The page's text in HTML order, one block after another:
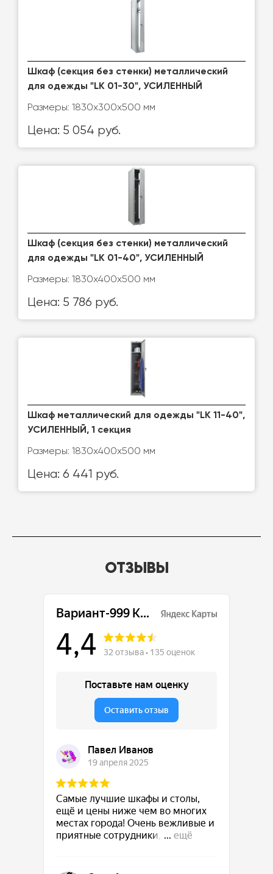
Шкаф (секция без стенки) металлический
для одежды "LK 01-30", УСИЛЕННЫЙ
Размеры: 1830х300х500 мм
Цена: 5 054 руб.
Шкаф (секция без стенки) металлический
для одежды "LK 01-40", УСИЛЕННЫЙ
Размеры: 1830х400х500 мм
Цена: 5 786 руб.
Шкаф металлический для одежды "LK 11-40",
УСИЛЕННЫЙ, 1 секция
Размеры: 1830х400х500 мм
Цена: 6 441 руб.
ОТЗЫВЫ